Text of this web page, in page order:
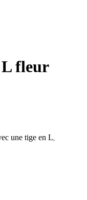
L fleur
une tige en L,